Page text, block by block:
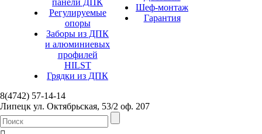
панели ДПК
Регулируемые
опоры
Заборы из ДПК
и алюминиевых
профилей
HILST
Грядки из ДПК
Шеф-монтаж
Гарантия
8(4742) 57-14-14
Липецк ул. Октябрьская, 53/2 оф. 207